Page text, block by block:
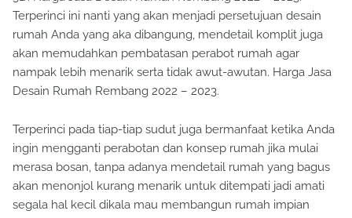
Terperinci ini nanti yang akan menjadi persetujuan desain
rumah Anda yang aka dibangung, mendetail komplit juga
akan memudahkan pembatasan perabot rumah agar
nampak lebih menarik serta tidak awut-awutan. Harga Jasa
Desain Rumah Rembang 2022 – 2023.
Terperinci pada tiap-tiap sudut juga bermanfaat ketika Anda
ingin mengganti perabotan dan konsep rumah jika mulai
merasa bosan, tanpa adanya mendetail rumah yang bagus
akan menonjol kurang menarik untuk ditempati jadi amati
segala hal kecil dikala mau membangun rumah impian